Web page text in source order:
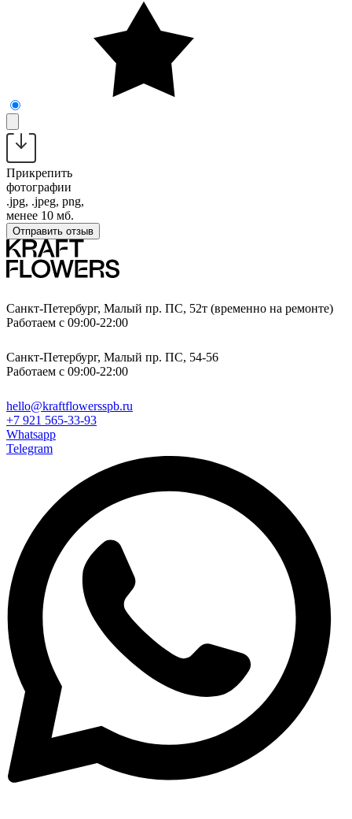
Прикрепить
фотографии
.jpg, .jpeg, png,
менее 10 мб.
Отправить отзыв
Санкт-Петербург, Малый пр. ПС, 52т (временно на ремонте)
Работаем с 09:00-22:00
Санкт-Петербург, Малый пр. ПС, 54-56
Работаем с 09:00-22:00
hello@kraftflowersspb.ru
+7 921 565-33-93
Whatsapp
Telegram